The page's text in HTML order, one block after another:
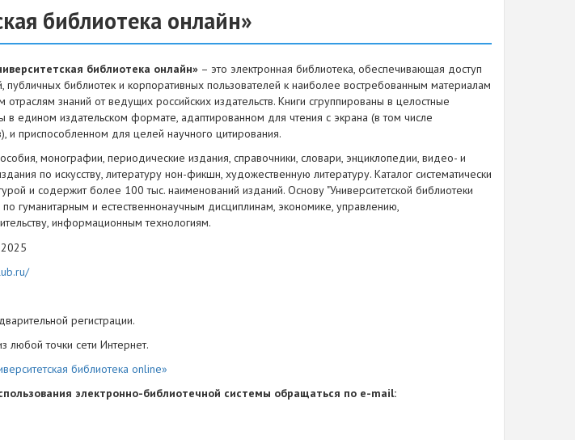
библиотека онлайн»
библиотека онлайн» – это электронная библиотека, обеспечивающая доступ
библиотек и корпоративных пользователей к наиболее востребованным материалам
знаний от ведущих российских издательств. Книги сгруппированы в целостные
в едином издательском формате, адаптированном для чтения с экрана (в том числе
и приспособленном для целей научного цитирования.
монографии, периодические издания, справочники, словари, энциклопедии, видео- и
по искусству, литературу нон-фикшн, художественную литературу. Каталог систематически
и содержит более 100 тыс. наименований изданий. Основу "Университетской библиотеки
по гуманитарным и естественнонаучным дисциплинам, экономике, управлению,
информационным технологиям.
регистрации.
любой точки сети Интернет.
библиотека online»
электронно-библиотечной системы обращаться по e-mail: